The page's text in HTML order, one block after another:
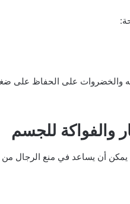
والخضروات على الحفاظ على
والفواكة للجسم
أن يساعد في منع الرجال من